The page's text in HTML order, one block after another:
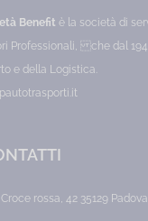
Benefit è la società di
Professionali, che dal
e della Logistica.
rossa, 42 35129